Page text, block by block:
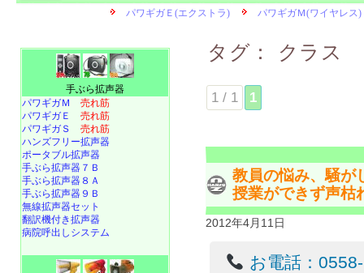
タグ： クラス
1 / 1 1
教員の悩み、騒が
授業ができず声枯
2012年4月11日
お電話：
手ぶら拡声器
パワギガＭ 売れ筋
パワギガＥ 売れ筋
パワギガＳ 売れ筋
ハンズフリー拡声器
ポータブル拡声器
手ぶら拡声器７Ｂ
手ぶら拡声器８Ａ
手ぶら拡声器９Ｂ
無線拡声器セット
翻訳機付き拡声器
病院呼出しシステム